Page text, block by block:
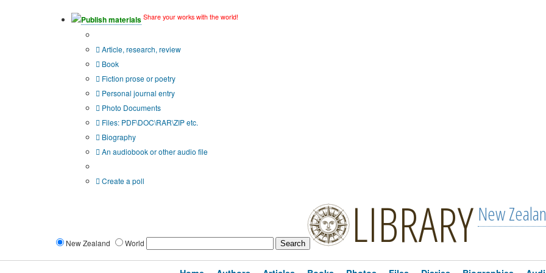
Publish materials Share your works with the world!
Article, research, review
Book
Fiction prose or poetry
Personal journal entry
Photo Documents
Files: PDF\DOC\RAR\ZIP etc.
Biography
An audiobook or other audio file
Create a poll
New Zealand World LIBRARY New